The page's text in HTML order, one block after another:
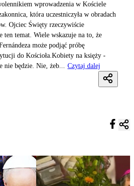
wprowadzenia w Kościele
która uczestniczyła w obradach
Ojciec Święty rzeczywiście
ten temat. Wiele wskazuje na to, że
może podjąć próbę
do Kościoła.Kobiety na księży -
nie będzie. Nie, żeb... Czytaj dalej